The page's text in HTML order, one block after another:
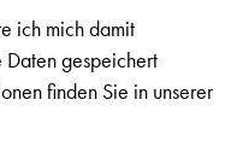
ich mich damit
Daten gespeichert
finden Sie in unserer